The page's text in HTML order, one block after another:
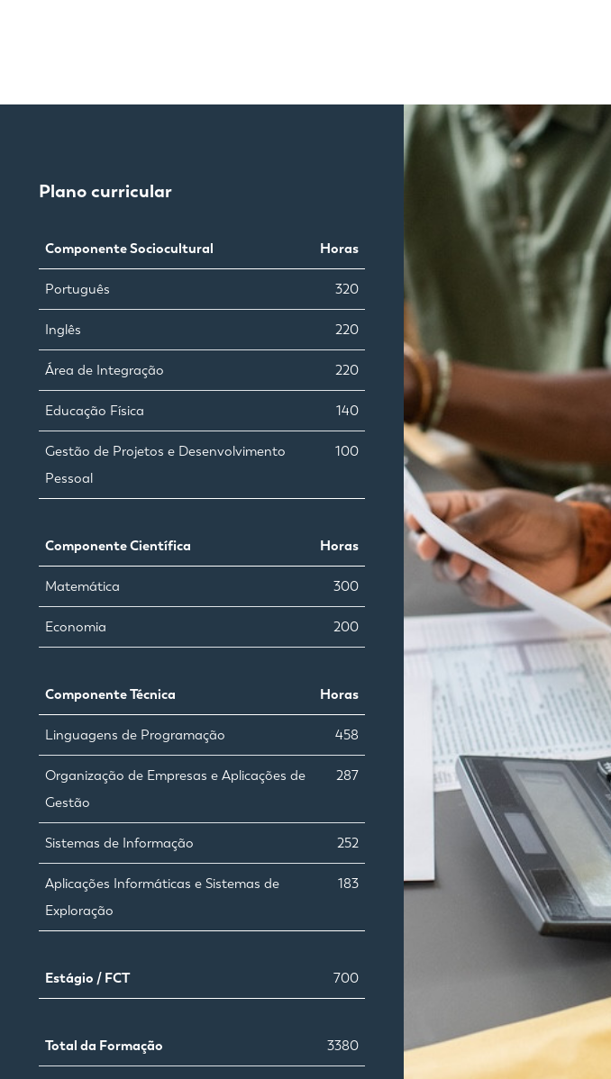
Plano curricular
Componente Sociocultural Horas
Português 320
Inglês 220
Área de Integração 220
Educação Física 140
Gestão de Projetos e Desenvolvimento
Pessoal
100
Componente Científica Horas
Matemática 300
Economia 200
Componente Técnica Horas
Linguagens de Programação 458
Organização de Empresas e Aplicações de
Gestão
287
Sistemas de Informação 252
Aplicações Informáticas e Sistemas de
Exploração
183
Estágio / FCT 700
Total da Formação 3380